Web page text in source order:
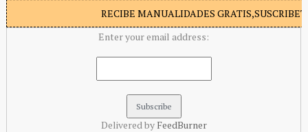
RECIBE MANUALIDADES
Enter your email address:
Delivered by FeedBurner